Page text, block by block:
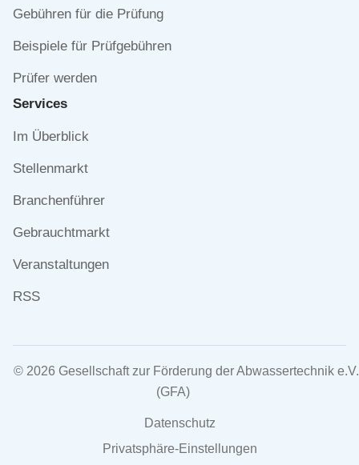
Gebühren für die Prüfung
Beispiele für Prüfgebühren
Prüfer werden
Services
Navigation
Im Überblick
Stellenmarkt
Branchenführer
Gebrauchtmarkt
Veranstaltungen
RSS
© 2026 Gesellschaft zur Förderung der Abwassertechnik e.V.
(GFA)
Navigation
überspringen
Datenschutz
Privatsphäre-Einstellungen